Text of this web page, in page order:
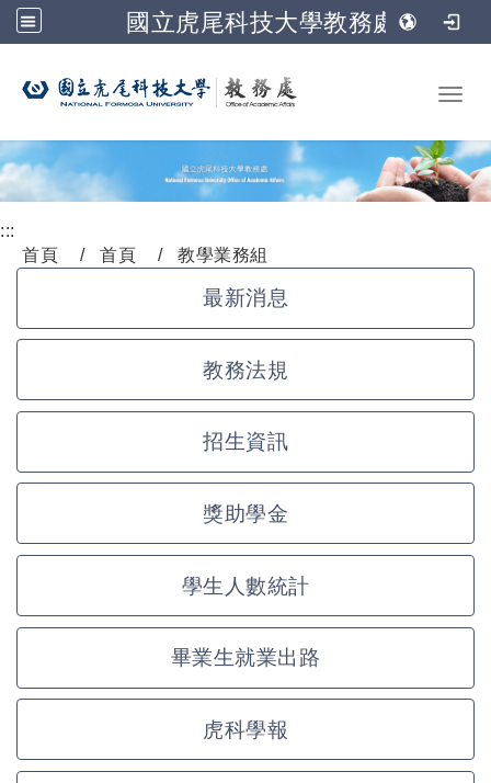
國立虎尾科技大學教務處
跳到主要內容
:::
首頁
首頁 教學業務組
最新消息
教務法規
招生資訊
獎助學金
學生人數統計
畢業生就業出路
虎科學報